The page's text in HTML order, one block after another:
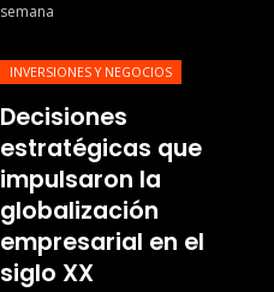
semana
INVERSIONES Y NEGOCIOS
Decisiones
estratégicas que
impulsaron la
globalización
empresarial en el
siglo XX